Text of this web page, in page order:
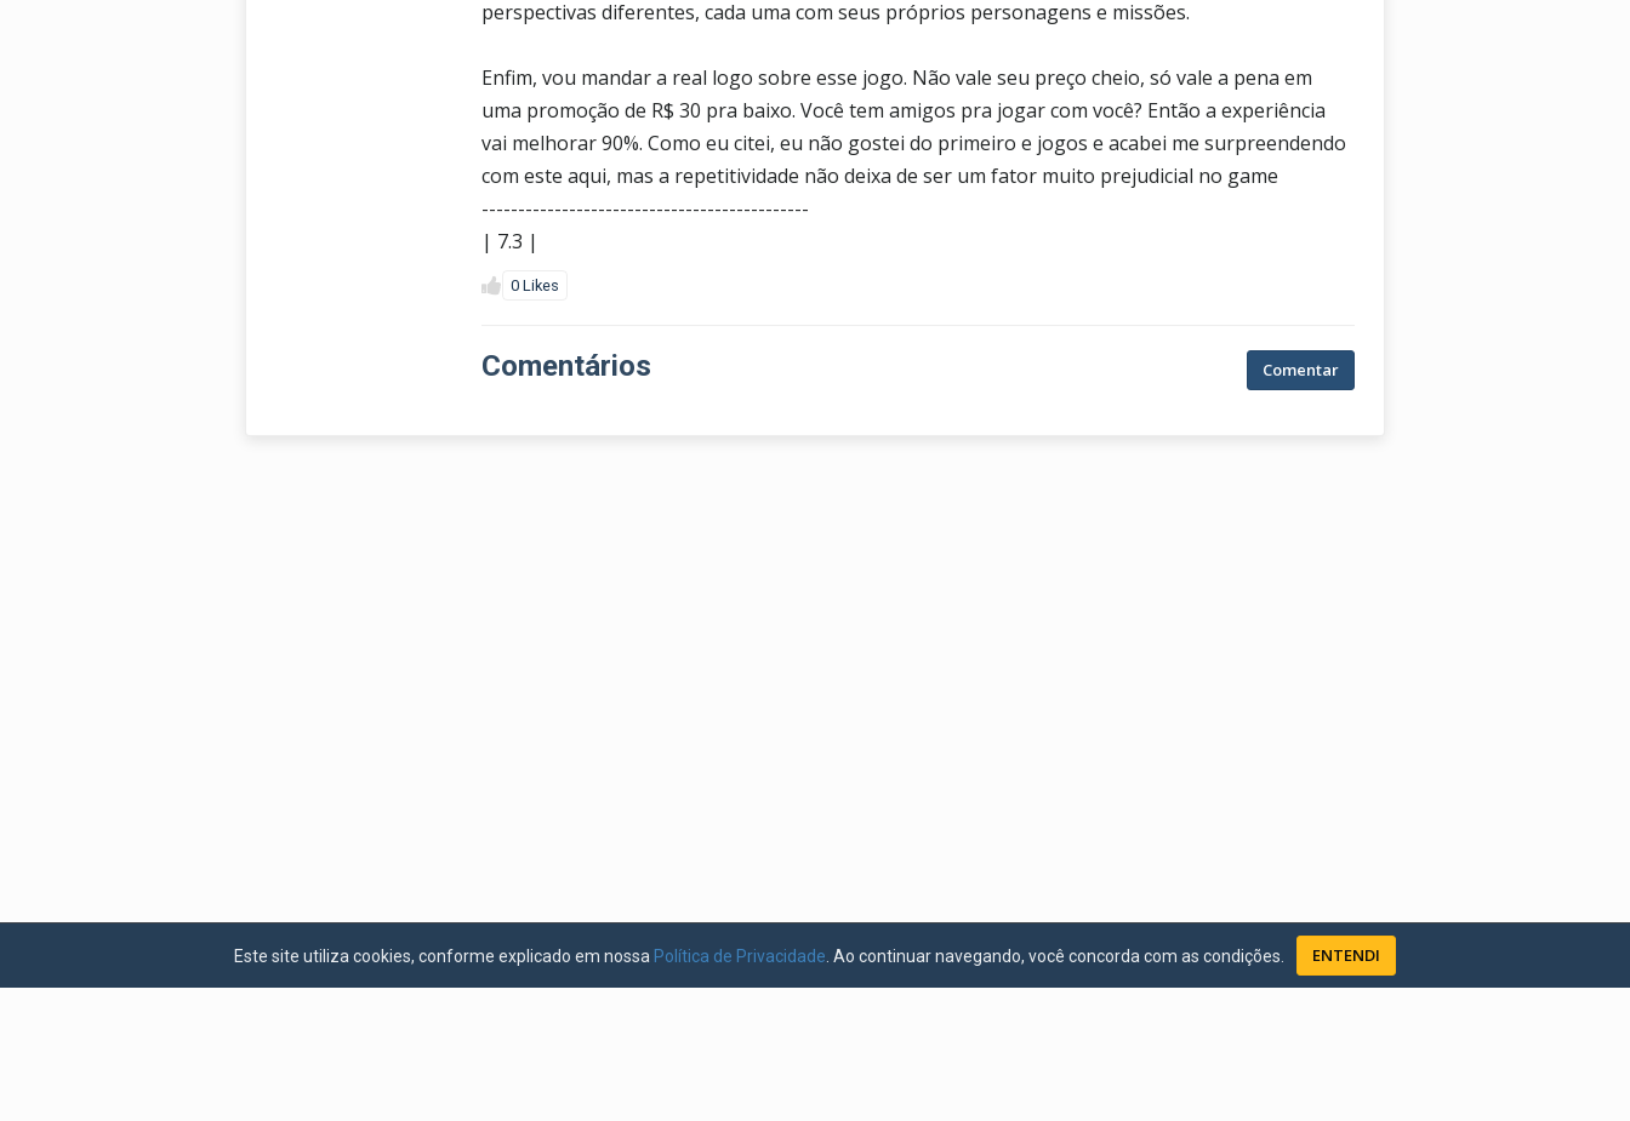
perspectivas diferentes, cada uma com seus próprios personagens e missões.
Enfim, vou mandar a real logo sobre esse jogo. Não vale seu preço cheio, só vale a pena em
uma promoção de R$ 30 pra baixo. Você tem amigos pra jogar com você? Então a experiência
vai melhorar 90%. Como eu citei, eu não gostei do primeiro e jogos e acabei me surpreendendo
com este aqui, mas a repetitividade não deixa de ser um fator muito prejudicial no game
---------------------------------------------
| 7.3 |
0 Likes
Comentários Comentar
Este site utiliza cookies, conforme explicado em nossa Política de Privacidade . Ao continuar navegando, você concorda com as condições. ENTENDI